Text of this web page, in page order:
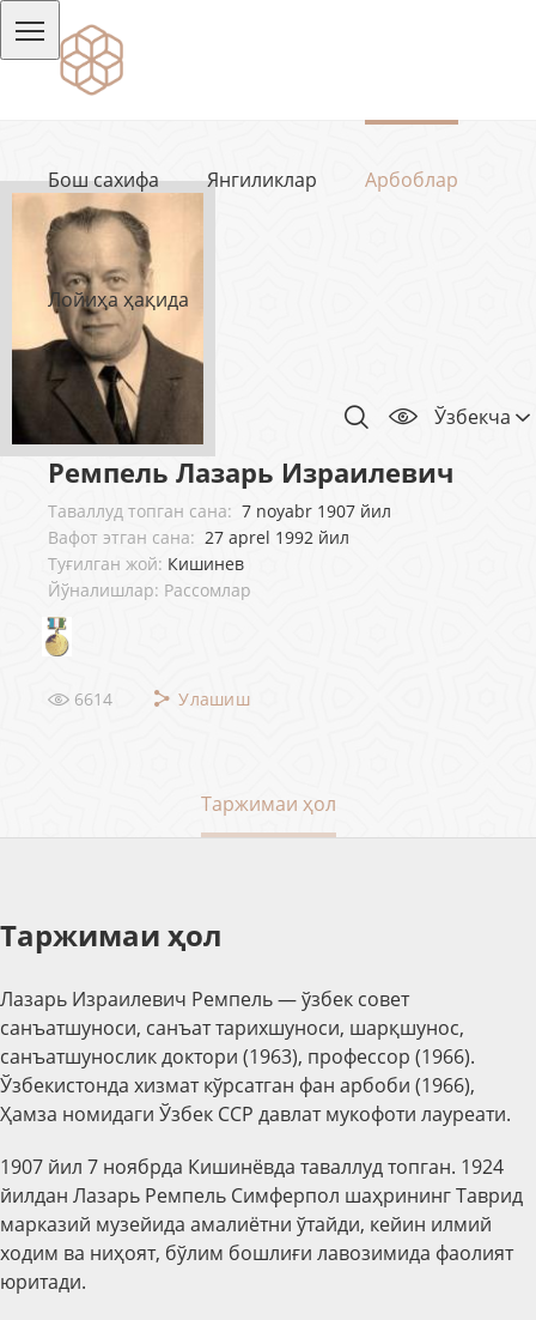
Бош сахифа Янгиликлар Арбоблар
Лойиҳа ҳақида
Ўзбекча
Ремпель Лазарь Израилевич
Таваллуд топган сана: 7 noyabr 1907 йил
Вафот этган сана: 27 aprel 1992 йил
Туғилган жой: Кишинев
Йўналишлар: Рассомлар
6614 Улашиш
Таржимаи ҳол
Таржимаи ҳол
Лaзарь Изрaилевич Рeмпель — ўзбек совет
санъатшуноси, санъат тарихшуноси, шарқшунос,
санъатшунослик доктори (1963), профессор (1966).
Ўзбекистонда хизмат кўрсатган фан арбоби (1966),
Ҳамза номидаги Ўзбек ССР давлат мукофоти лауреати.
1907 йил 7 ноябрда Кишинёвда таваллуд топган. 1924
йилдан Лазарь Ремпель Симферпол шаҳрининг Таврид
марказий музейида амалиётни ўтайди, кейин илмий
ходим ва ниҳоят, бўлим бошлиғи лавозимида фаолият
юритади.